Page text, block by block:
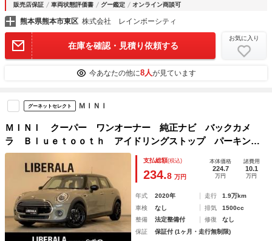
販売店保証 車両状態評価書 グー鑑定 オンライン商談可
熊本県熊本市東区 株式会社 レインボーシティ
在庫を確認・見積り依頼する
お気に入り
今あなたの他に8人が見ています
グーネットセレクト ＭＩＮＩ
ＭＩＮＩ クーパー ワンオーナー 純正ナビ バックカメ
ラ Ｂｌｕｅｔｏｏｔｈ アイドリングストップ パーキング
アシスト ユニオンジャックテールライト ＬＥＤヘッドライ
ト インテリジェントセーフティ 純正１７インチブラック
支払総額(税込)
234.8 万円
本体価格
224.7
万円
諸費用
10.1
万円
年式 2020年 走行
1.9万km
車検
なし 排気
1500cc
整備
法定整備付 修復
なし
保証
保証付 (1ヶ月・走行無制限)